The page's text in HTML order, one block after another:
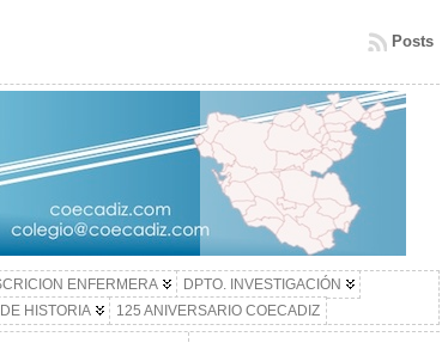
Posts
ENFERMERA
DPTO. INVESTIGACIÓN
HISTORIA 125 ANIVERSARIO COECADIZ